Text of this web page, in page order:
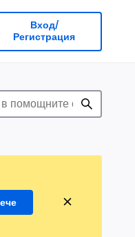
Вход/
Регистрация